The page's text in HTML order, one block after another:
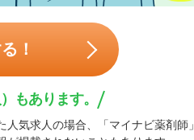
！
もあります。
気求人の場合、「マイナビ薬剤師」